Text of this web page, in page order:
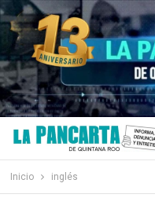
Inicio inglés